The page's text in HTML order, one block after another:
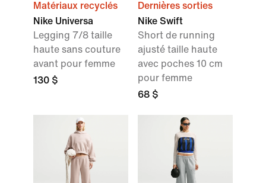
Matériaux recyclés
Nike Universa
Legging 7/8 taille
haute sans couture
avant pour femme
130 $
Dernières sorties
Nike Swift
Short de running
ajusté taille haute
avec poches 10 cm
pour femme
68 $